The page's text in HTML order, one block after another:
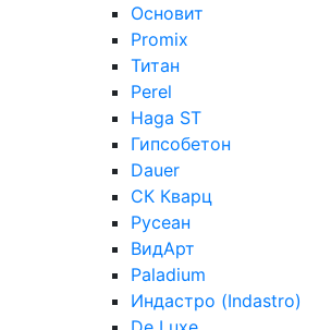
Основит
Promix
Титан
Perel
Haga ST
Гипсобетон
Dauer
СК Кварц
Русеан
ВидАрт
Paladium
Индастро (Indastro)